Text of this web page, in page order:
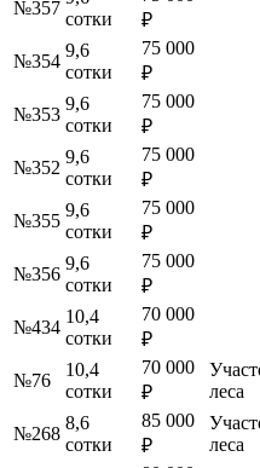
№357
сотки
₽
№354
9,6
сотки
75 000
₽
№353
9,6
сотки
75 000
₽
№352
9,6
сотки
75 000
₽
№355
9,6
сотки
75 000
₽
№356
9,6
сотки
75 000
₽
№434
10,4
сотки
70 000
₽
№76
10,4
сотки
70 000
₽
леса
№268
8,6
сотки
85 000
₽
леса